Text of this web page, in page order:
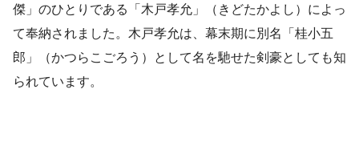
傑」のひとりである「木戸孝允」（きどたかよし）によっ
て奉納されました。木戸孝允は、幕末期に別名「桂小五
郎」（かつらこごろう）として名を馳せた剣豪としても知
られています。